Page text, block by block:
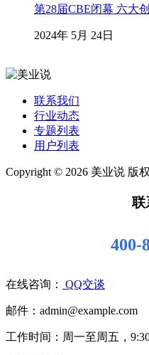
第28届CBE闭幕 六大
2024年 5月 24日
联系我们
行业动态
专题列表
用户列表
Copyright © 2026 美业说 版
联
400-
在线咨询： QQ交谈
邮件：admin@example.com
工作时间：周一至周五，